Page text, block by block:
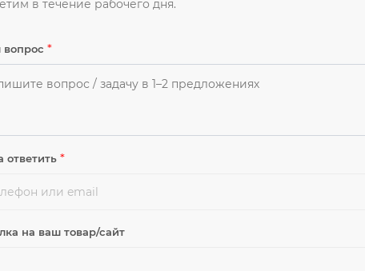
в течение рабочего дня.
*
ответить *
на ваш товар/сайт